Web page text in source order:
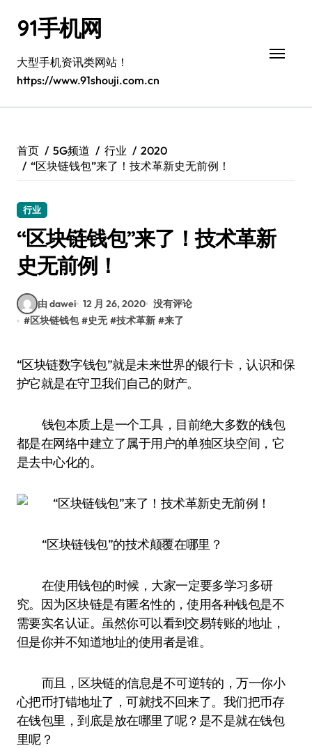
91手机网
大型手机资讯类网站！
https://www.91shouji.com.cn
首页 5G频道 行业
2020
“区块链钱包”来了！技术革新史无前例！
行业
“区块链钱包”来了！技术革新
史无前例！
由 dawei 12 月 26, 2020 没有评论
#区块链钱包 #史无 #技术革新 #来了
“区块链数字钱包”就是未来世界的银行卡，认识和保
护它就是在守卫我们自己的财产。
钱包本质上是一个工具，目前绝大多数的钱包
都是在网络中建立了属于用户的单独区块空间，它
是去中心化的。
“区块链钱包”的技术颠覆在哪里？
在使用钱包的时候，大家一定要多学习多研
究。因为区块链是有匿名性的，使用各种钱包是不
需要实名认证。虽然你可以看到交易转账的地址，
但是你并不知道地址的使用者是谁。
而且，区块链的信息是不可逆转的，万一你小
心把币打错地址了，可就找不回来了。我们把币存
在钱包里，到底是放在哪里了呢？是不是就在钱包
里呢？